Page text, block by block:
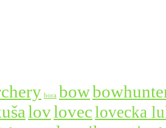
bora bow
lovloveclovecka